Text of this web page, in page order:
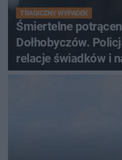
TRAGICZNY WYPADEK
Śmiertelne
Dołhobyczów.
relacje świadków i